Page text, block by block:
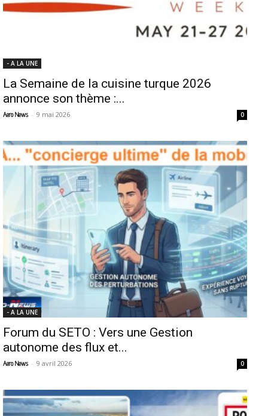
- A LA UNE
La Semaine de la cuisine turque 2026
annonce son thème :...
Aero News - 9 mai 2026 0
- A LA UNE
Forum du SETO : Vers une Gestion
autonome des flux et...
Aero News - 9 avril 2026 0